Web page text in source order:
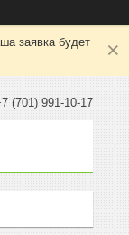
заявка будет
(701) 991-10-17